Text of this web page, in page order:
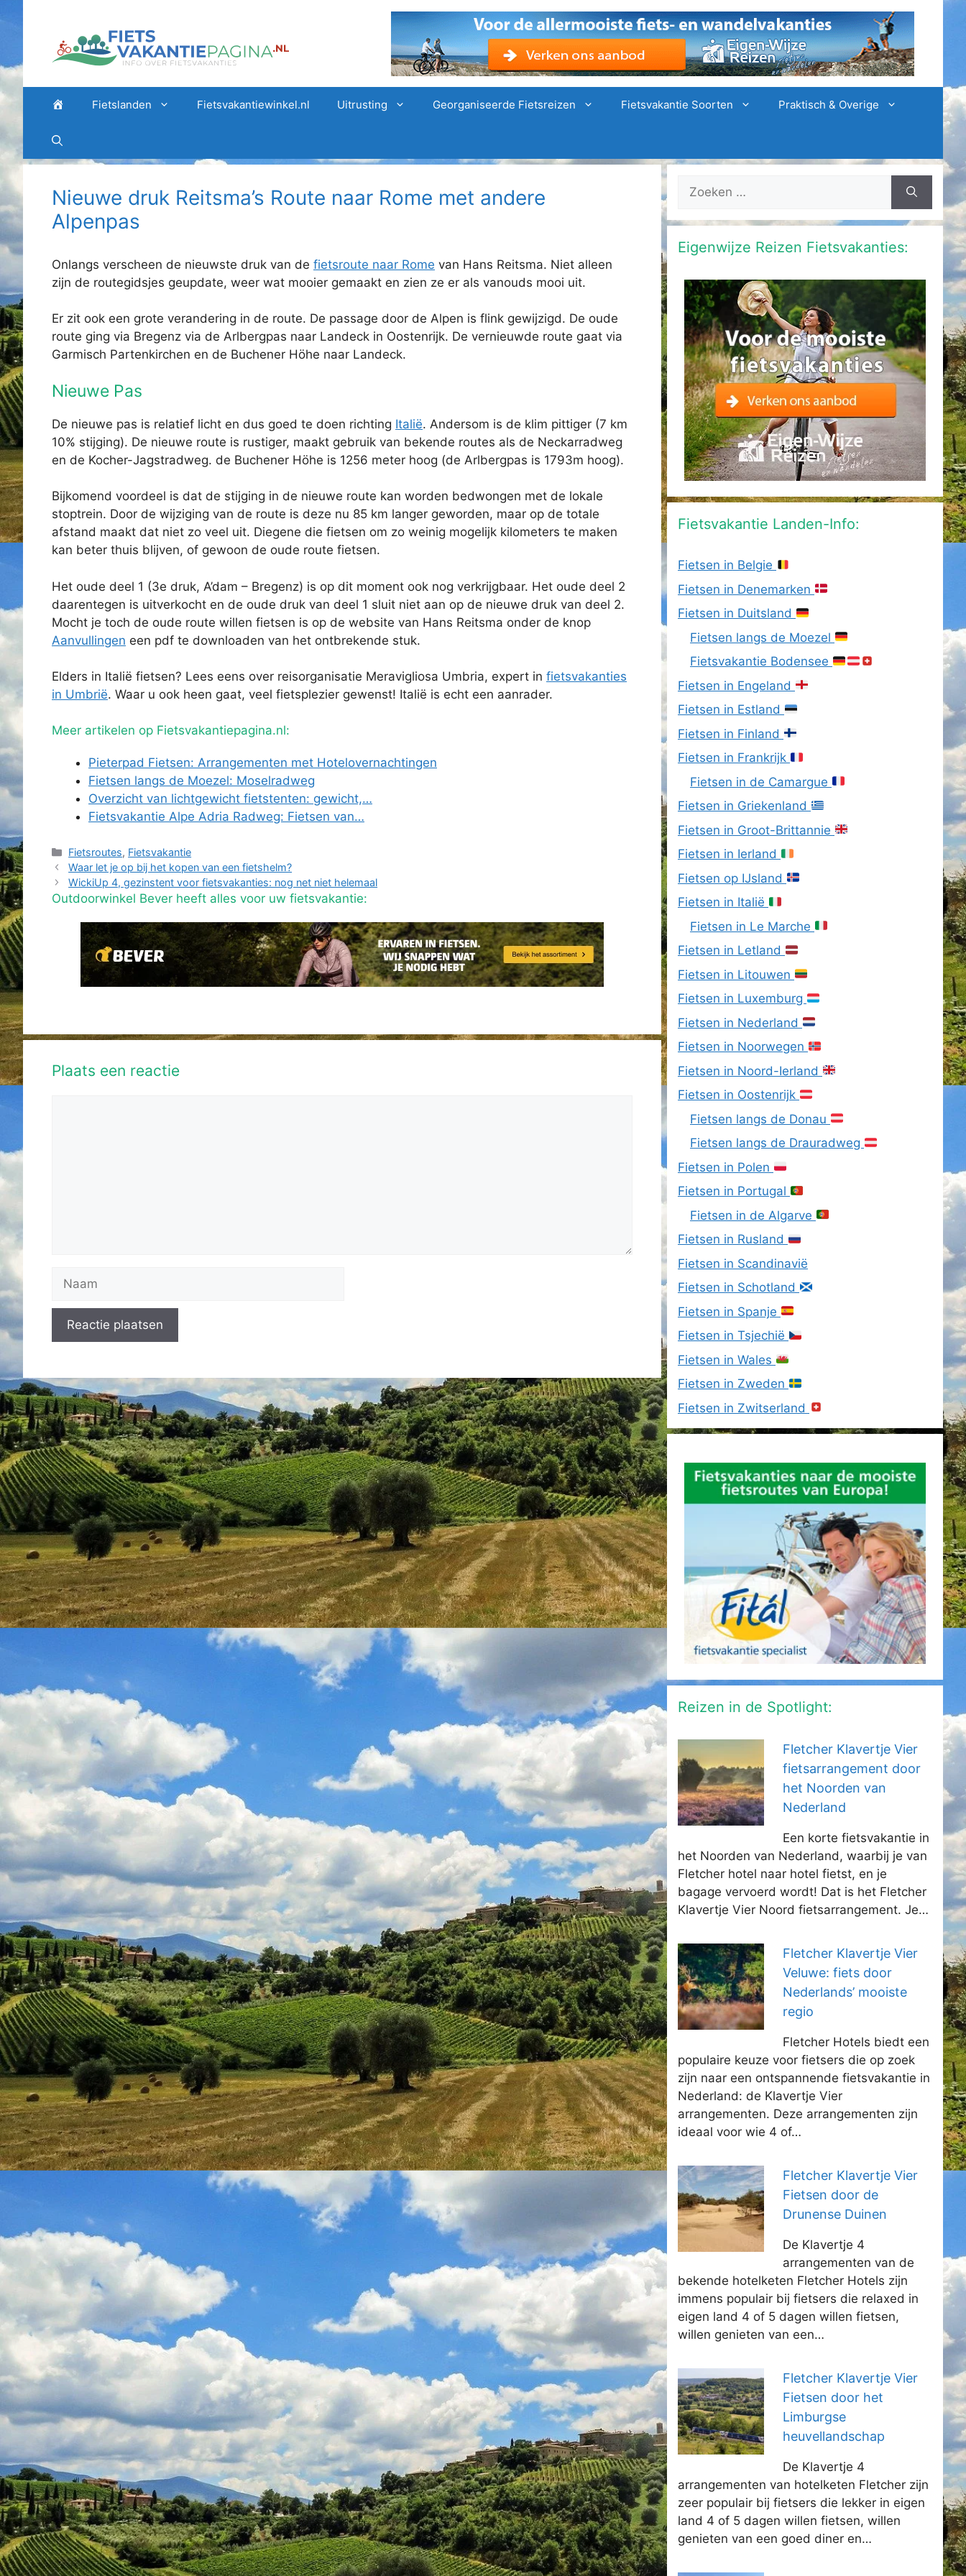
inhoud
HomeFietslanden Fietsvakantiewinkel.nl Uitrusting Georganiseerde Fietsreizen Fietsvakantie Soorten Praktisch & Overige
Nieuwe druk Reitsma’s Route naar Rome met andere
Alpenpas
Onlangs verscheen de nieuwste druk van de fietsroute naar Rome van Hans Reitsma. Niet alleen
zijn de routegidsjes geupdate, weer wat mooier gemaakt en zien ze er als vanouds mooi uit.
Er zit ook een grote verandering in de route. De passage door de Alpen is flink gewijzigd. De oude
route ging via Bregenz via de Arlbergpas naar Landeck in Oostenrijk. De vernieuwde route gaat via
Garmisch Partenkirchen en de Buchener Höhe naar Landeck.
Nieuwe Pas
De nieuwe pas is relatief licht en dus goed te doen richting Italië. Andersom is de klim pittiger (7 km
10% stijging). De nieuwe route is rustiger, maakt gebruik van bekende routes als de Neckarradweg
en de Kocher-Jagstradweg. de Buchener Höhe is 1256 meter hoog (de Arlbergpas is 1793m hoog).
Bijkomend voordeel is dat de stijging in de nieuwe route kan worden bedwongen met de lokale
stoptrein. Door de wijziging van de route is deze nu 85 km langer geworden, maar op de totale
afstand maakt dat niet zo veel uit. Diegene die fietsen om zo weinig mogelijk kilometers te maken
kan beter thuis blijven, of gewoon de oude route fietsen.
Het oude deel 1 (3e druk, A’dam – Bregenz) is op dit moment ook nog verkrijgbaar. Het oude deel 2
daarentegen is uitverkocht en de oude druk van deel 1 sluit niet aan op de nieuwe druk van deel 2.
Mocht je toch de oude route willen fietsen is op de website van Hans Reitsma onder de knop
Aanvullingen een pdf te downloaden van het ontbrekende stuk.
Elders in Italië fietsen? Lees eens over reisorganisatie Meravigliosa Umbria, expert in fietsvakanties
in Umbrië. Waar u ook heen gaat, veel fietsplezier gewenst! Italië is echt een aanrader.
Meer artikelen op Fietsvakantiepagina.nl:
Pieterpad Fietsen: Arrangementen met Hotelovernachtingen
Fietsen langs de Moezel: Moselradweg
Overzicht van lichtgewicht fietstenten: gewicht,…
Fietsvakantie Alpe Adria Radweg: Fietsen van…
Categorieën
Fietsroutes, Fietsvakantie
Waar let je op bij het kopen van een fietshelm?
WickiUp 4, gezinstent voor fietsvakanties: nog net niet helemaal
Outdoorwinkel Bever heeft alles voor uw fietsvakantie:
Plaats een reactie
Zoek
Eigenwijze Reizen Fietsvakanties:
Fietsvakantie Landen-Info:
Fietsen in Belgie
Fietsen in Denemarken
Fietsen in Duitsland
Fietsen langs de Moezel
Fietsvakantie Bodensee
Fietsen in Engeland
Fietsen in Estland
Fietsen in Finland
Fietsen in Frankrijk
Fietsen in de Camargue
Fietsen in Griekenland
Fietsen in Groot-Brittannie
Fietsen in Ierland
Fietsen op IJsland
Fietsen in Italië
Fietsen in Le Marche
Fietsen in Letland
Fietsen in Litouwen
Fietsen in Luxemburg
Fietsen in Nederland
Fietsen in Noorwegen
Fietsen in Noord-Ierland
Fietsen in Oostenrijk
Fietsen langs de Donau
Fietsen langs de Drauradweg
Fietsen in Polen
Fietsen in Portugal
Fietsen in de Algarve
Fietsen in Rusland
Fietsen in Scandinavië
Fietsen in Schotland
Fietsen in Spanje
Fietsen in Tsjechië
Fietsen in Wales
Fietsen in Zweden
Fietsen in Zwitserland
Reizen in de Spotlight:
Fletcher Klavertje Vier
fietsarrangement door
het Noorden van
Nederland
Een korte fietsvakantie in
het Noorden van Nederland, waarbij je van
Fletcher hotel naar hotel fietst, en je
bagage vervoerd wordt! Dat is het Fletcher
Klavertje Vier Noord fietsarrangement. Je…
Fletcher Klavertje Vier
Veluwe: fiets door
Nederlands’ mooiste
regio
Fletcher Hotels biedt een
populaire keuze voor fietsers die op zoek
zijn naar een ontspannende fietsvakantie in
Nederland: de Klavertje Vier
arrangementen. Deze arrangementen zijn
ideaal voor wie 4 of…
Fletcher Klavertje Vier
Fietsen door de
Drunense Duinen
De Klavertje 4
arrangementen van de
bekende hotelketen Fletcher Hotels zijn
immens populair bij fietsers die relaxed in
eigen land 4 of 5 dagen willen fietsen,
willen genieten van een…
Fletcher Klavertje Vier
Fietsen door het
Limburgse
heuvellandschap
De Klavertje 4
arrangementen van hotelketen Fletcher zijn
zeer populair bij fietsers die lekker in eigen
land 4 of 5 dagen willen fietsen, willen
genieten van een goed diner en…